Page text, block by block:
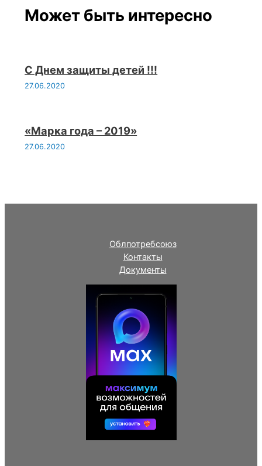
Может быть интересно
С Днем защиты детей !!!
27.06.2020
«Марка года – 2019»
27.06.2020
Облпотребсоюз
Контакты
Документы